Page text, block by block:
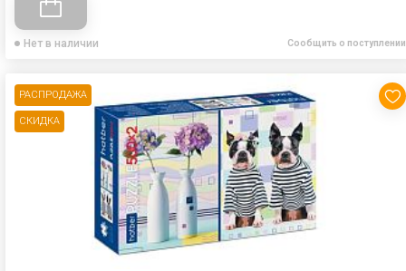
Нет в наличии Сообщить о поступлении
РАСПРОДАЖА
СКИДКА